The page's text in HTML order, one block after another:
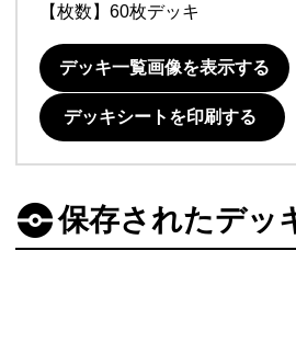
【枚数】60枚デッキ
デッキ一覧画像を表示する
デッキシートを印刷する
保存されたデッ